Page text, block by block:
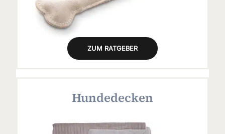
ZUM RATGEBER
Hundedecken